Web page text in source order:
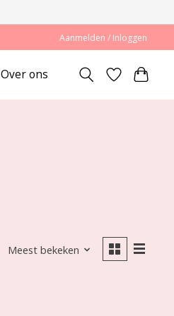
Aanmelden / Inloggen
Over ons
Meest bekeken